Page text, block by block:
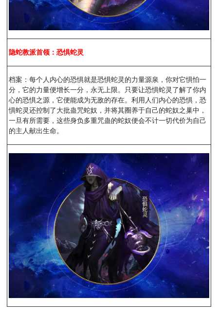
隐蛇教派首领：恐惧蛇灵
档案：每个人内心的恐惧就是恐惧蛇灵的力量源泉，你对它惧怕一
分，它的力量便增长一分，永无上限。只要让恐惧蛇灵了解了你内
心的恐惧之源，它便能成为无敌的存在。利用人们内心的恐惧，恐
惧蛇灵还控制了大批蛊咒蛇奴，并将其圈养于自己的蛇奴之巢中，
一旦有所需要，这些身负多重咒蛊的蛇奴便会不计一切代价为自己
的主人献出生命。